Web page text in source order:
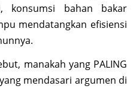
konsumsi bahan bakar
mendatangkan efisiensi
manakah yang PALING
mendasari argumen di